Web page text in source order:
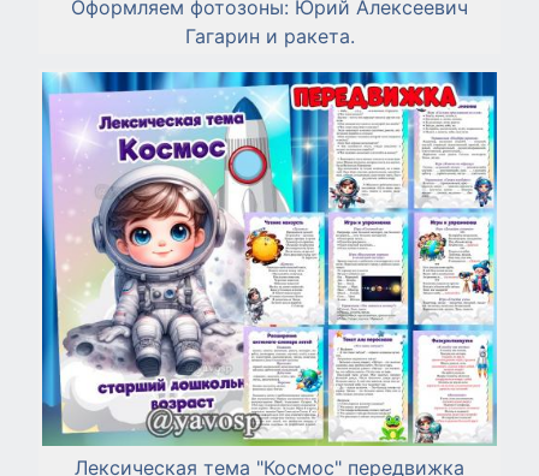
Оформляем фотозоны: Юрий Алексеевич
Гагарин и ракета.
Лексическая тема "Космос" передвижка